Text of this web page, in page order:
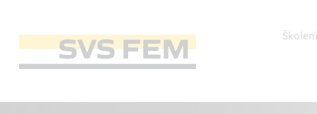
hlavnímu
obsahu
Horní
menu
Školení
Main